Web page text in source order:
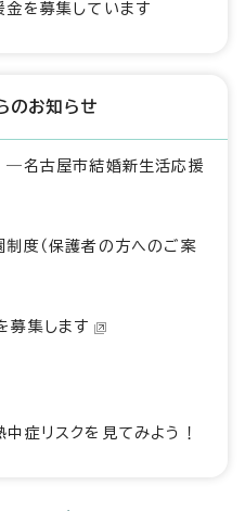
を募集しています
のお知らせ
―名古屋市結婚新生活応援
度（保護者の方へのご案
募集します
症リスクを見てみよう！